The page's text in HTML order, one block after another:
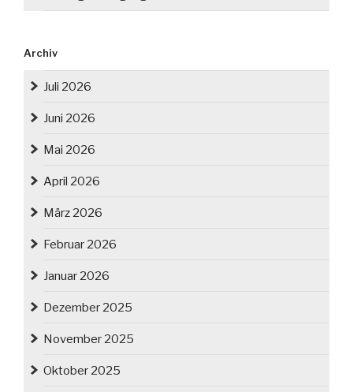
Archiv
Juli 2026
Juni 2026
Mai 2026
April 2026
März 2026
Februar 2026
Januar 2026
Dezember 2025
November 2025
Oktober 2025